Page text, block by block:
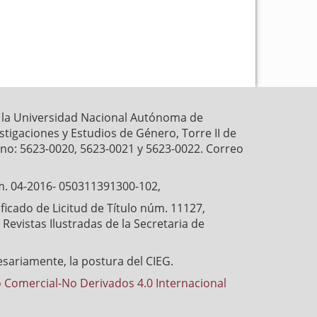
Universidad Nacional Autónoma de
y Estudios de Género, Torre II de
5623-0020, 5623-0021 y 5623-0022. Correo
2016- 050311391300-102,
de Licitud de Título núm. 11127,
Ilustradas de la Secretaria de
la postura del CIEG.
No Derivados 4.0 Internacional